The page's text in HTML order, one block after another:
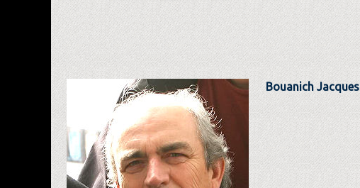
Bouanich Jacques